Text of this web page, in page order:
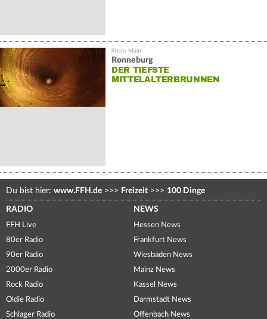
Ronneburg
DER TIEFSTE
MITTELALTERBRUNNEN
Du bist hier: www.FFH.de >>> Freizeit >>> 100 Dinge
RADIO
FFH Live
80er Radio
90er Radio
2000er Radio
Rock Radio
Oldie Radio
Schlager Radio
NEWS
Hessen News
Frankfurt News
Wiesbaden News
Mainz News
Kassel News
Darmstadt News
Offenbach News